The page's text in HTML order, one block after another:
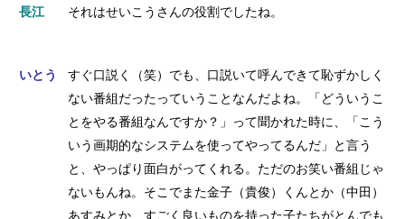
長江 それはせいこうさんの役割でしたね。
いとう
すぐ口説く（笑）でも、口説いて呼んできて恥ずかしく
ない番組だったっていうことなんだよね。「どういうこ
とをやる番組なんですか？」って聞かれた時に、「こう
いう画期的なシステムを使ってやってるんだ」と言う
と、やっぱり面白がってくれる。ただのお笑い番組じゃ
ないもんね。そこでまた金子（貴俊）くんとか（中田）
あすみとか、すごく良いものを持った子たちがとんでも